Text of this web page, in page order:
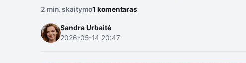
2 min. skaitymo1 komentaras
Sandra Urbaitė
2026-05-14 20:47